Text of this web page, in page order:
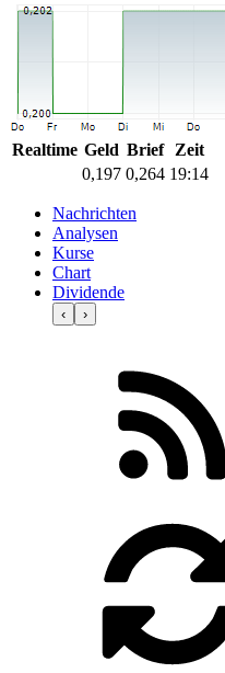
Realtime Geld Brief
Zeit
0,197 0,264 19:14
Nachrichten
Analysen
Kurse
Chart
Dividende
‹ ›